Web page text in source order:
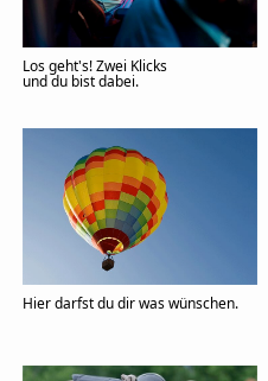
Los geht's! Zwei Klicks
und du bist dabei.
Hier darfst du dir was wünschen.